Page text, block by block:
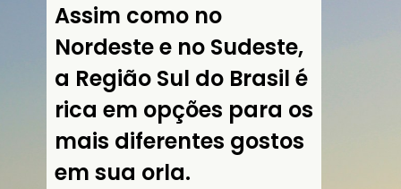
Assim como no
Nordeste e no Sudeste,
a Região Sul do Brasil é
rica em opções para os
mais diferentes gostos
em sua orla.